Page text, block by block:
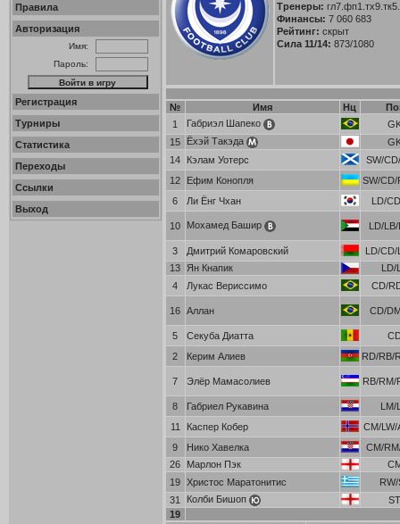
Правила
Авторизация
Имя:
Пароль:
Регистрация
Турниры
Статистика
Переходы
Ссылки
Выход
Тренеры:
Финансы: 7 060 683
Рейтинг: скрыт
Сила 11/14: 873/1080
№ Имя Нц
1
Габриэл Шапеко
15
Ёхэй Такэда
14
Кэлам Уотерс
SW/
12
Ефим Конопля
SW/CD/
6
Ли Ёнг Чхан LD/
10 Мохамед Башир LD/
3 Дмитрий Комаровский
LD/CD/
13
Ян Кнапик
LD/
4
Лукас Вериссимо CD/
16 Аллан CD/
5 Секуба Диатта
2
Керим Алиев RD/RB/
7 Элёр Мамасолиев RB/RM/
8 Габриел Рукавина
LM/
11
Каспер Кобер
CM/LW/
9
Нико Хавелка
CM/
26
Марлон Пэк
19 Христос Маратонитис
31
Колби Бишоп
19